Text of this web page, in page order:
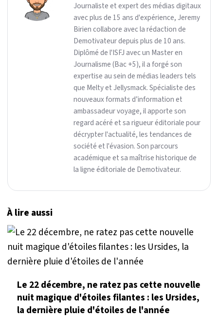
Journaliste et expert des médias digitaux
avec plus de 15 ans d'expérience, Jeremy
Birien collabore avec la rédaction de
Demotivateur depuis plus de 10 ans.
Diplômé de l'ISFJ avec un Master en
Journalisme (Bac +5), il a forgé son
expertise au sein de médias leaders tels
que Melty et Jellysmack. Spécialiste des
nouveaux formats d’information et
ambassadeur voyage, il apporte son
regard acéré et sa rigueur éditoriale pour
décrypter l'actualité, les tendances de
société et l'évasion. Son parcours
académique et sa maîtrise historique de
la ligne éditoriale de Demotivateur.
À lire aussi
Le 22 décembre, ne ratez pas cette nouvelle
nuit magique d'étoiles filantes : les Ursides,
la dernière pluie d'étoiles de l'année